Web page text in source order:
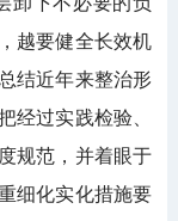
越要健全长效机
结近年来整治形
经过实践检验、
规范，并着眼于
细化实化措施要